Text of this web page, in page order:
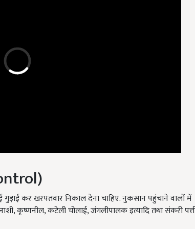
कर खरपतवार निकाल देना चाहिए. नुकसान पहुंचाने वालों में
कृष्णनील, कटेली चोलाई, जंगलीपालक इत्यादि तथा संकरी पत्ती